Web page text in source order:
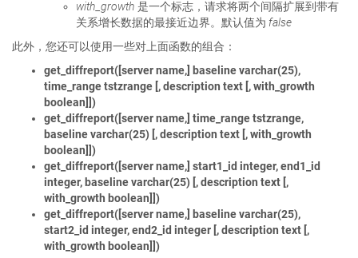
with_growth 是一个标志，请求将两个间隔扩展到带有
关系增长数据的最接近边界。默认值为 false
此外，您还可以使用一些对上面函数的组合：
get_diffreport([server name,] baseline varchar(25),
time_range tstzrange [, description text [, with_growth
boolean]])
get_diffreport([server name,] time_range tstzrange,
baseline varchar(25) [, description text [, with_growth
boolean]])
get_diffreport([server name,] start1_id integer, end1_id
integer, baseline varchar(25) [, description text [,
with_growth boolean]])
get_diffreport([server name,] baseline varchar(25),
start2_id integer, end2_id integer [, description text [,
with_growth boolean]])